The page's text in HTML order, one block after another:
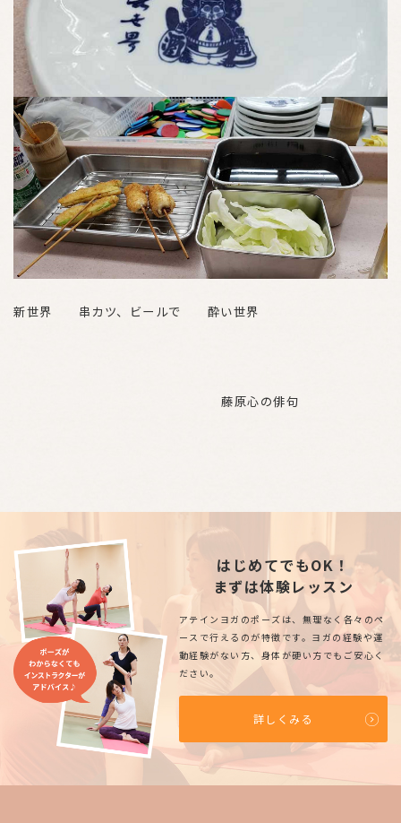
新世界 串カツ、ビールで 酔い世界
藤原心の俳句
はじめてでもOK！
まずは体験レッスン
アテインヨガのポーズは、無理なく各々のペ
ースで行えるのが特徴です。ヨガの経験や運
動経験がない方、身体が硬い方でもご安心く
ださい。
詳しくみる